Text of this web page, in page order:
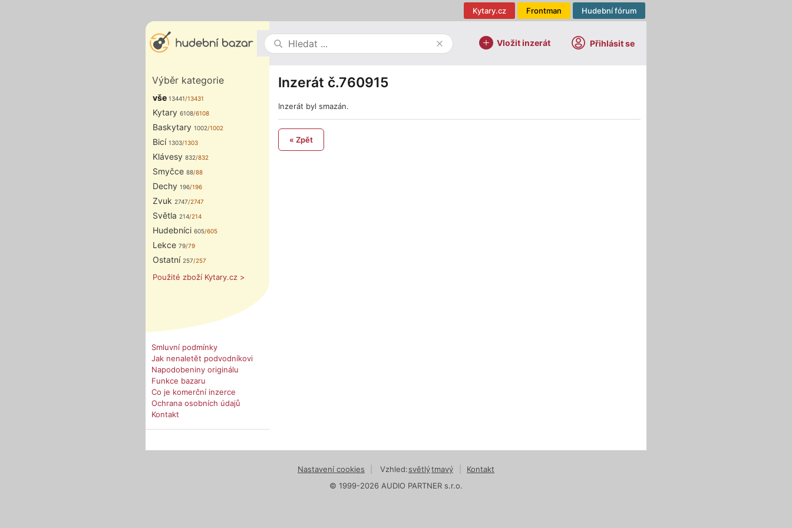
Hudební fórum
Frontman
Kytary.cz
Vložit inzerát Přihlásit se
Výběr kategorie
vše 13441/13431
Kytary 6108/6108
Baskytary 1002/1002
Bicí 1303/1303
Klávesy 832/832
Smyčce 88/88
Dechy 196/196
Zvuk 2747/2747
Světla 214/214
Hudebníci 605/605
Lekce 79/79
Ostatní 257/257
Použité zboží Kytary.cz >
Smluvní podmínky
Jak nenaletět podvodníkovi
Napodobeniny originálu
Funkce bazaru
Co je komerční inzerce
Ochrana osobních údajů
Kontakt
Inzerát č.760915
Inzerát byl smazán.
« Zpět
Nastavení cookies Vzhled:světlýtmavý
Kontakt
© 1999-2026 AUDIO PARTNER s.r.o.